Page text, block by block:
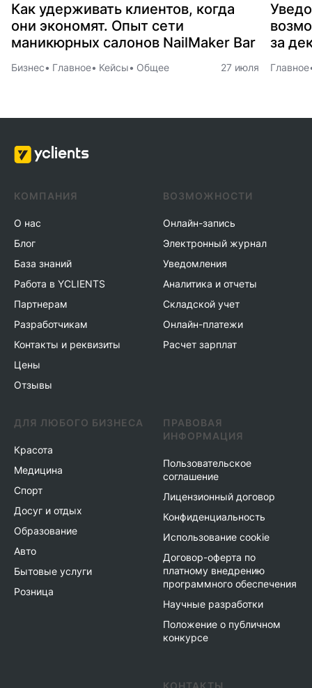
Как удерживать клиентов, когда
они экономят. Опыт сети
маникюрных салонов NailMaker Bar
Бизнес Главное Кейсы Общее 27 июля
за
Главное
КОНТАКТЫ
КОМПАНИЯ
О нас
Блог
База знаний
Работа в YCLIENTS
Партнерам
Разработчикам
Контакты и реквизиты
Цены
Отзывы
ВОЗМОЖНОСТИ
Онлайн-запись
Электронный журнал
Уведомления
Аналитика и отчеты
Складской учет
Онлайн-платежи
Расчет зарплат
ДЛЯ ЛЮБОГО БИЗНЕСА
Красота
Медицина
Спорт
Досуг и отдых
Образование
Авто
Бытовые услуги
Розница
ПРАВОВАЯ
ИНФОРМАЦИЯ
Пользовательское
соглашение
Лицензионный договор
Конфиденциальность
Использование cookie
Договор-оферта по
платному внедрению
программного обеспечения
Научные разработки
Положение о публичном
конкурсе